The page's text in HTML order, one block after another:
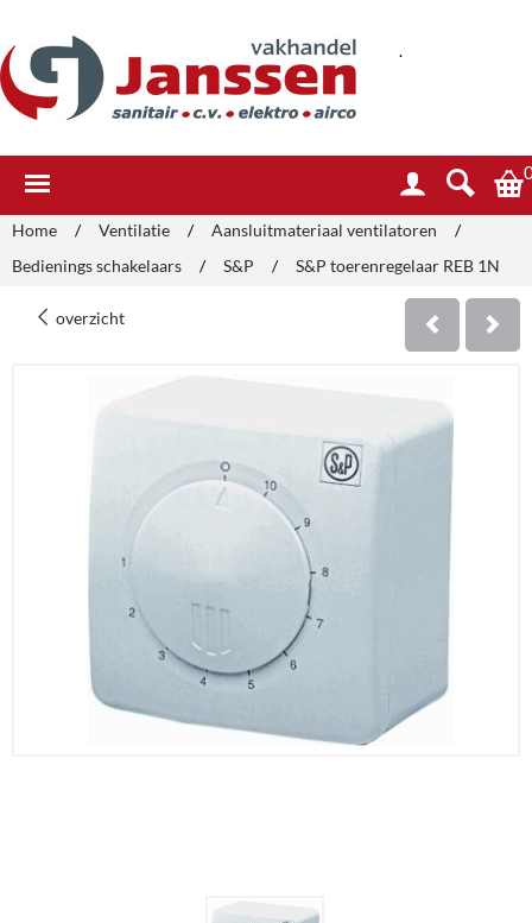
.
Home / Ventilatie / Aansluitmateriaal ventilatoren
/
Bedienings schakelaars
/ S&P / S&P toerenregelaar REB 1N
overzicht